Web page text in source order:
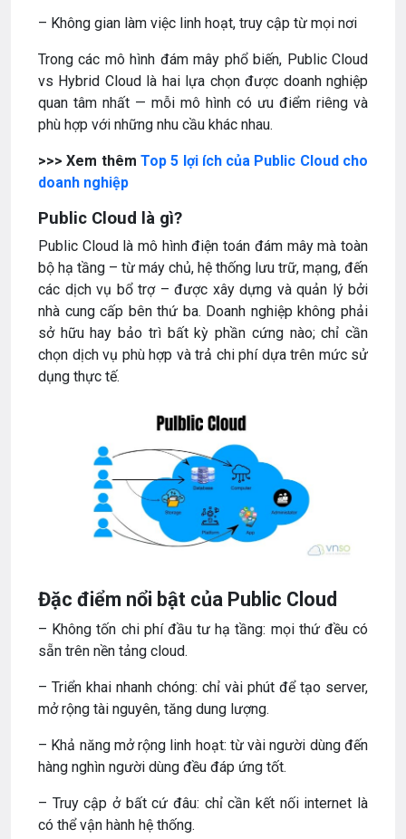
– Không gian làm việc linh hoạt, truy cập từ mọi nơi
Trong các mô hình đám mây phổ biến, Public Cloud
vs Hybrid Cloud là hai lựa chọn được doanh nghiệp
quan tâm nhất — mỗi mô hình có ưu điểm riêng và
phù hợp với những nhu cầu khác nhau.
>>> Xem thêm Top 5 lợi ích của Public Cloud cho
doanh nghiệp
Public Cloud là gì?
Public Cloud là mô hình điện toán đám mây mà toàn
bộ hạ tầng – từ máy chủ, hệ thống lưu trữ, mạng, đến
các dịch vụ bổ trợ – được xây dựng và quản lý bởi
nhà cung cấp bên thứ ba. Doanh nghiệp không phải
sở hữu hay bảo trì bất kỳ phần cứng nào; chỉ cần
chọn dịch vụ phù hợp và trả chi phí dựa trên mức sử
dụng thực tế.
Đặc điểm nổi bật của Public Cloud
– Không tốn chi phí đầu tư hạ tầng: mọi thứ đều có
sẵn trên nền tảng cloud.
– Triển khai nhanh chóng: chỉ vài phút để tạo server,
mở rộng tài nguyên, tăng dung lượng.
– Khả năng mở rộng linh hoạt: từ vài người dùng đến
hàng nghìn người dùng đều đáp ứng tốt.
– Truy cập ở bất cứ đâu: chỉ cần kết nối internet là
có thể vận hành hệ thống.